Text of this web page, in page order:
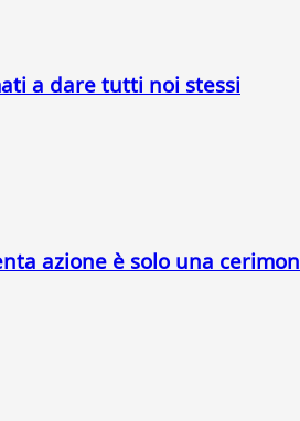
a dare tutti noi stessi
azione è solo una